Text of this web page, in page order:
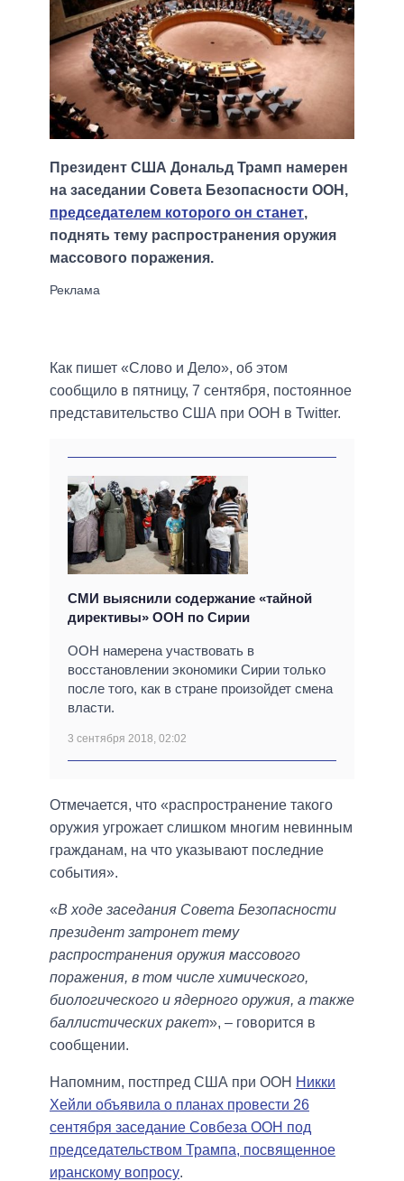
Президент США Дональд Трамп намерен
на заседании Совета Безопасности ООН,
председателем которого он станет,
поднять тему распространения оружия
массового поражения.
Как пишет «Слово и Дело», об этом
сообщило в пятницу, 7 сентября, постоянное
представительство США при ООН в Twitter.
СМИ выяснили содержание «тайной
директивы» ООН по Сирии
ООН намерена участвовать в
восстановлении экономики Сирии только
после того, как в стране произойдет смена
власти.
3 сентября 2018, 02:02
Отмечается, что «распространение такого
оружия угрожает слишком многим невинным
гражданам, на что указывают последние
события».
«В ходе заседания Совета Безопасности
президент затронет тему
распространения оружия массового
поражения, в том числе химического,
биологического и ядерного оружия, а также
баллистических ракет», – говорится в
сообщении.
Напомним, постпред США при ООН Никки
Хейли объявила о планах провести 26
сентября заседание Совбеза ООН под
председательством Трампа, посвященное
иранскому вопросу.